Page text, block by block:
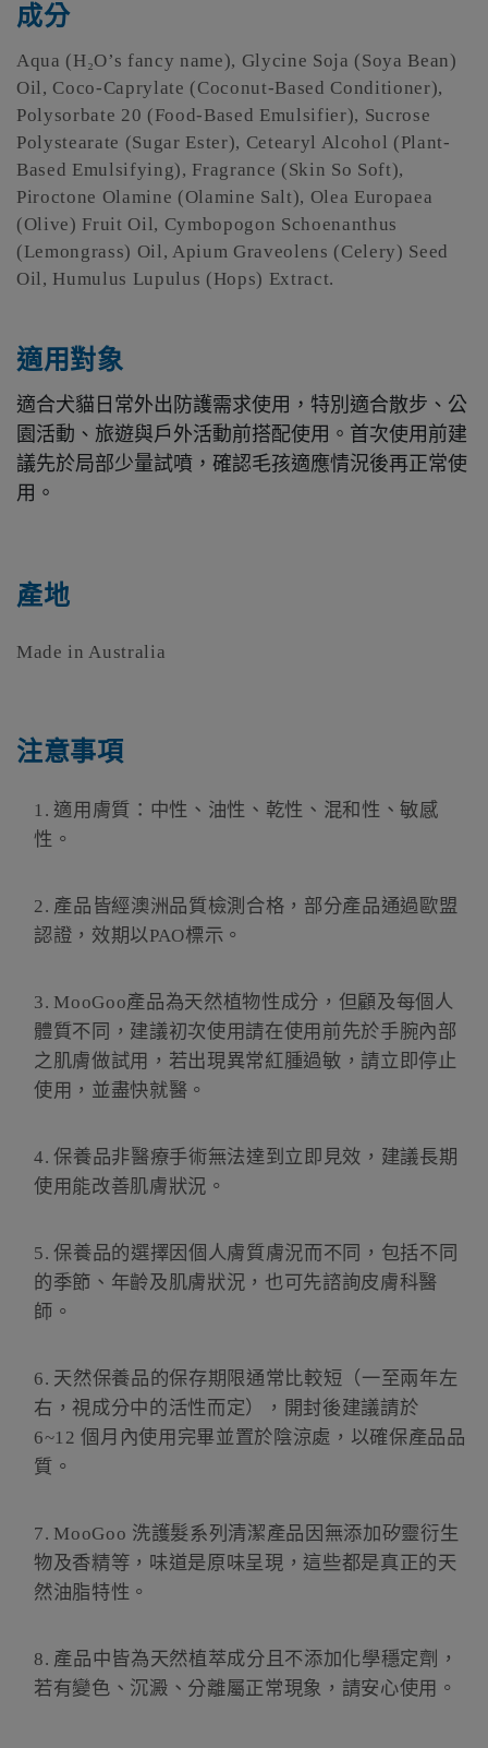
成分
Aqua (H₂O’s fancy name), Glycine Soja (Soya Bean)
Oil, Coco-Caprylate (Coconut-Based Conditioner),
Polysorbate 20 (Food-Based Emulsifier), Sucrose
Polystearate (Sugar Ester), Cetearyl Alcohol (Plant-
Based Emulsifying), Fragrance (Skin So Soft),
Piroctone Olamine (Olamine Salt), Olea Europaea
(Olive) Fruit Oil, Cymbopogon Schoenanthus
(Lemongrass) Oil, Apium Graveolens (Celery) Seed
Oil, Humulus Lupulus (Hops) Extract.
適用對象
適合犬貓日常外出防護需求使用，特別適合散步、公
園活動、旅遊與戶外活動前搭配使用。首次使用前建
議先於局部少量試噴，確認毛孩適應情況後再正常使
用。
產地
Made in Australia
注意事項
1. 適用膚質：中性、油性、乾性、混和性、敏感
性。
2. 產品皆經澳洲品質檢測合格，部分產品通過歐盟
認證，效期以PAO標示。
3. MooGoo產品為天然植物性成分，但顧及每個人
體質不同，建議初次使用請在使用前先於手腕內部
之肌膚做試用，若出現異常紅腫過敏，請立即停止
使用，並盡快就醫。
4. 保養品非醫療手術無法達到立即見效，建議長期
使用能改善肌膚狀況。
5. 保養品的選擇因個人膚質膚況而不同，包括不同
的季節、年齡及肌膚狀況，也可先諮詢皮膚科醫
師。
6. 天然保養品的保存期限通常比較短（一至兩年左
右，視成分中的活性而定），開封後建議請於
6~12個月內使用完畢並置於陰涼處，以確保產品品
質。
7. MooGoo 洗護髮系列清潔產品因無添加矽靈衍生
物及香精等，味道是原味呈現，這些都是真正的天
然油脂特性。
8. 產品中皆為天然植萃成分且不添加化學穩定劑，
若有變色、沉澱、分離屬正常現象，請安心使用。